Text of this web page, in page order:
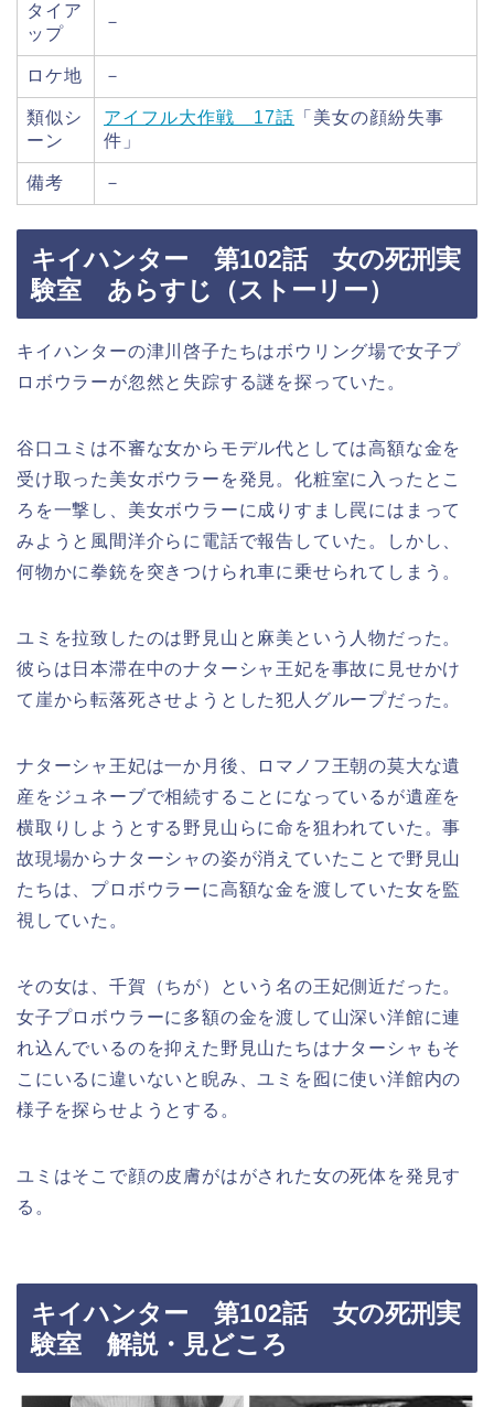
タイア
ップ
－
ロケ地 －
類似シ
ーン
アイフル大作戦 17話 「美女の顔紛失事
件」
備考 －
キイハンター 第102話 女の死刑実
験室 あらすじ（ストーリー）
キイハンターの津川啓子たちはボウリング場で女子プ
ロボウラーが忽然と失踪する謎を探っていた。
谷口ユミは不審な女からモデル代としては高額な金を
受け取った美女ボウラーを発見。化粧室に入ったとこ
ろを一撃し、美女ボウラーに成りすまし罠にはまって
みようと風間洋介らに電話で報告していた。しかし、
何物かに拳銃を突きつけられ車に乗せられてしまう。
ユミを拉致したのは野見山と麻美という人物だった。
彼らは日本滞在中のナターシャ王妃を事故に見せかけ
て崖から転落死させようとした犯人グループだった。
ナターシャ王妃は一か月後、ロマノフ王朝の莫大な遺
産をジュネーブで相続することになっているが遺産を
横取りしようとする野見山らに命を狙われていた。事
故現場からナターシャの姿が消えていたことで野見山
たちは、プロボウラーに高額な金を渡していた女を監
視していた。
その女は、千賀（ちが）という名の王妃側近だった。
女子プロボウラーに多額の金を渡して山深い洋館に連
れ込んでいるのを抑えた野見山たちはナターシャもそ
こにいるに違いないと睨み、ユミを囮に使い洋館内の
様子を探らせようとする。
ユミはそこで顔の皮膚がはがされた女の死体を発見す
る。
キイハンター 第102話 女の死刑実
験室 解説・見どころ